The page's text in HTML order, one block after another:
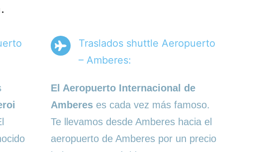
Traslados shuttle Aeropuerto
– Amberes:
El Aeropuerto Internacional de
Ambereses cada vez más famoso.
Te llevamos desde Amberes hacia el
aeropuerto de Amberes por un precio